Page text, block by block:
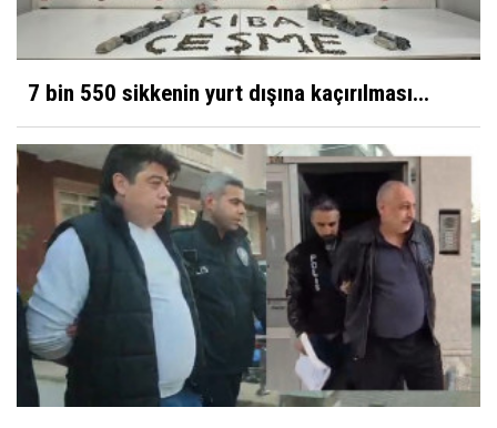
7 bin 550 sikkenin yurt dışına kaçırılması...